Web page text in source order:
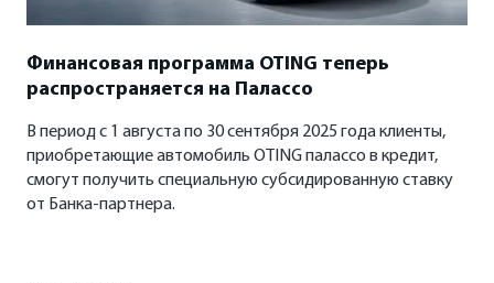
Финансовая программа OTING теперь
распространяется на Палассо
В период с 1 августа по 30 сентября 2025 года клиенты,
приобретающие автомобиль OTING палассо в кредит,
смогут получить специальную субсидированную ставку
от Банка-партнера.